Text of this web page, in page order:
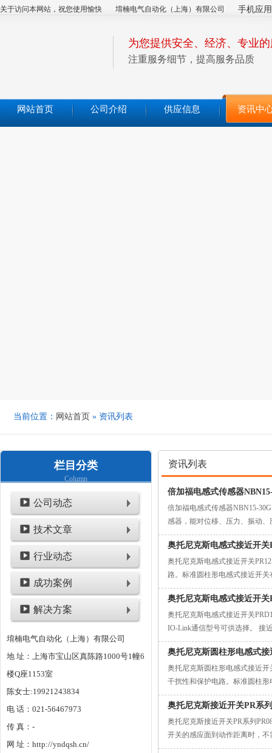
关于访问本网站，祝您使用愉快 堉楠电气自动化（上海）有限公司 手机应用
为您提供安全、经济、专业
注重服务细节，提高服务品质
网站首页 公司介绍 供应信息 资讯中
当前位置： 网站首页 » 资讯列表
栏目分类
Column
公司动态
技术文章
行业动态
成功案例
解决方案
堉楠电气自动化（上海）有限公司
地 址：上海市宝山区真陈路1000号1幢6
楼Q座1153室
陈女士:19921243834
电 话：021-56467973
传 真：-
网 址：http://yndqsh.cn/
资讯列表
倍加福电感式传感器
倍加福电感式传感器NBN15-
感器，能对位移、压力、振动
列优点，
奥托尼克斯电感式接近开
奥托尼克斯电感式接近开关
路。标准圆柱形电感式接近开
奥托尼克斯电感式接近开
奥托尼克斯电感式接近开关
IO-Link通信型号可供选择。 接
奥托尼克斯圆柱形电感式
奥托尼克斯圆柱形电感式接近
干扰性和保护电路。标准圆柱
奥托尼克斯接近开关PR系
奥托尼克斯接近开关PR系列
开关的感应面到动作距离时，
开关型传感